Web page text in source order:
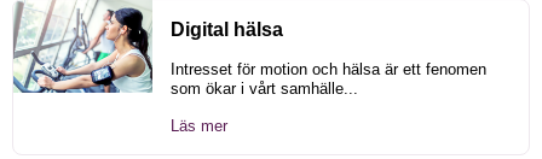
Digital hälsa
Intresset för motion och hälsa är ett fenomen
som ökar i vårt samhälle...
Läs mer